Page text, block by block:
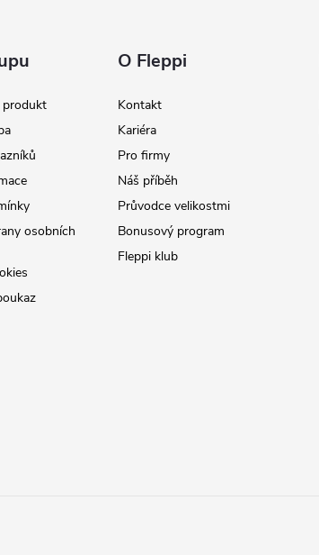
produkt
osobních
O Fleppi
Kontakt
Kariéra
Pro firmy
Náš příběh
Průvodce velikostmi
Bonusový program
Fleppi klub